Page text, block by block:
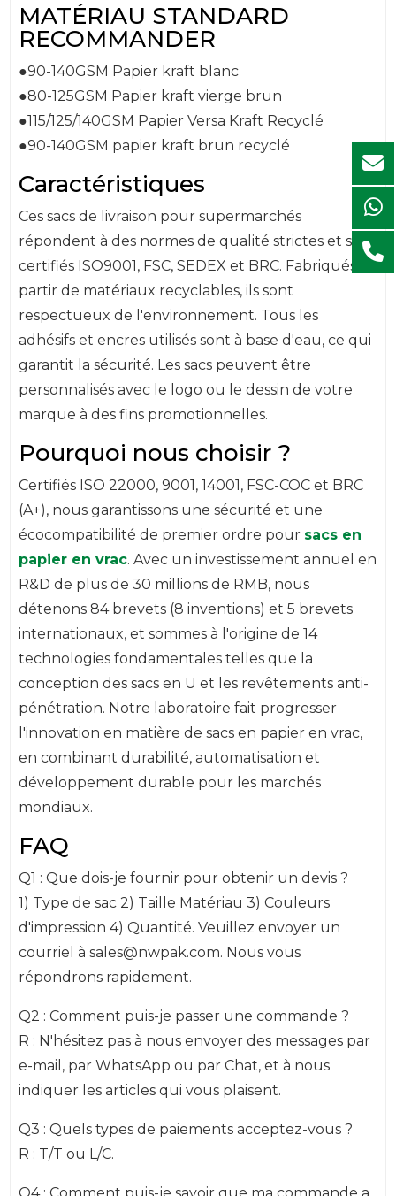
MATÉRIAU STANDARD
RECOMMANDER
●90-140GSM Papier kraft blanc
●80-125GSM Papier kraft vierge brun
●115/125/140GSM Papier Versa Kraft Recyclé
●90-140GSM papier kraft brun recyclé
Caractéristiques
Ces sacs de livraison pour supermarchés
répondent à des normes de qualité strictes et sont
certifiés ISO9001, FSC, SEDEX et BRC. Fabriqués à
partir de matériaux recyclables, ils sont
respectueux de l'environnement. Tous les
adhésifs et encres utilisés sont à base d'eau, ce qui
garantit la sécurité. Les sacs peuvent être
personnalisés avec le logo ou le dessin de votre
marque à des fins promotionnelles.
Pourquoi nous choisir ?
Certifiés ISO 22000, 9001, 14001, FSC-COC et BRC
(A+), nous garantissons une sécurité et une
écocompatibilité de premier ordre pour sacs en
papier en vrac. Avec un investissement annuel en
R&D de plus de 30 millions de RMB, nous
détenons 84 brevets (8 inventions) et 5 brevets
internationaux, et sommes à l'origine de 14
technologies fondamentales telles que la
conception des sacs en U et les revêtements anti-
pénétration. Notre laboratoire fait progresser
l'innovation en matière de sacs en papier en vrac,
en combinant durabilité, automatisation et
développement durable pour les marchés
mondiaux.
FAQ
Q1 : Que dois-je fournir pour obtenir un devis ?
1) Type de sac 2) Taille Matériau 3) Couleurs
d'impression 4) Quantité. Veuillez envoyer un
courriel à sales@nwpak.com. Nous vous
répondrons rapidement.
Q2 : Comment puis-je passer une commande ?
R : N'hésitez pas à nous envoyer des messages par
e-mail, par WhatsApp ou par Chat, et à nous
indiquer les articles qui vous plaisent.
Q3 : Quels types de paiements acceptez-vous ?
R : T/T ou L/C.